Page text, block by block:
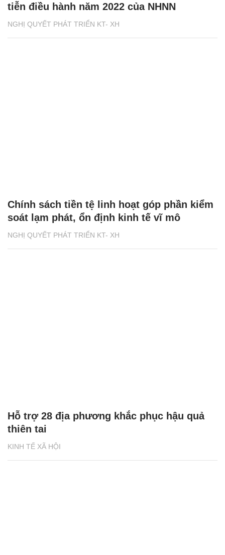
NGHỊ QUYẾT PHÁT TRIỂN KT- XH
tiễn điều hành năm 2022 của NHNN
NGHỊ QUYẾT PHÁT TRIỂN KT- XH
Chính sách tiền tệ linh hoạt góp phần kiểm
soát lạm phát, ổn định kinh tế vĩ mô
KINH TẾ XÃ HỘI
Hỗ trợ 28 địa phương khắc phục hậu quả
thiên tai